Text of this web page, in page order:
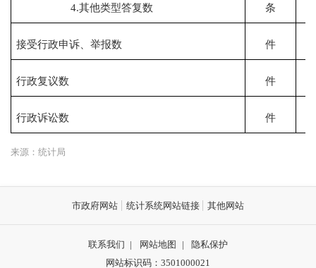
4.其他类型答复数 条
接受行政申诉、举报数 件
行政复议数 件
行政诉讼数 件
来源：统计局
市政府网站 统计系统网站链接 其他网站
联系我们 | 网站地图 |
隐私保护
网站标识码：3501000021